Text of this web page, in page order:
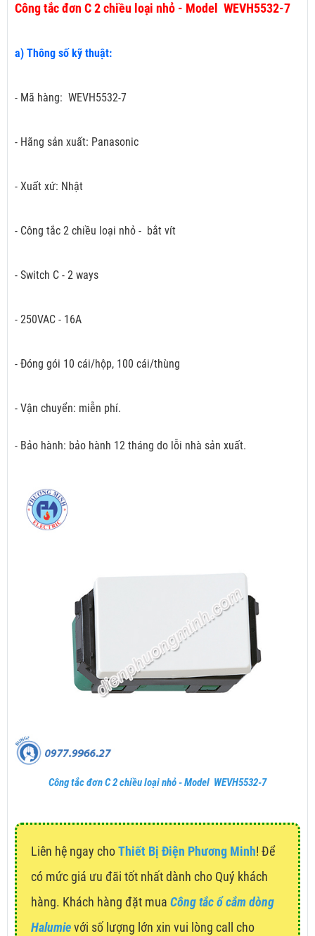
Công tắc đơn C 2 chiều loại nhỏ - Model WEVH5532-7
a) Thông số kỹ thuật:
- Mã hàng: WEVH5532-7
- Hãng sản xuất: Panasonic
- Xuất xứ: Nhật
- Công tắc 2 chiều loại nhỏ - bắt vít
- Switch C - 2 ways
- 250VAC - 16A
- Đóng gói 10 cái/hộp, 100 cái/thùng
- Vận chuyển: miễn phí.
- Bảo hành: bảo hành 12 tháng do lỗi nhà sản xuất.
Công tắc đơn C 2 chiều loại nhỏ - Model WEVH5532-7
Liên hệ ngay choThiết Bị Điện Phương Minh! Để
có mức giá ưu đãi tốt nhất dành cho Quý khách
hàng. Khách hàng đặt mua Công tắc ổ cắm dòng
Halumievới số lượng lớn xin vui lòng call cho